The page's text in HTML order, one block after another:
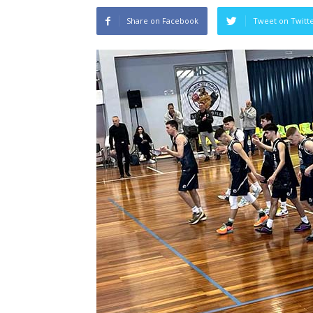
Share on Facebook Tweet on